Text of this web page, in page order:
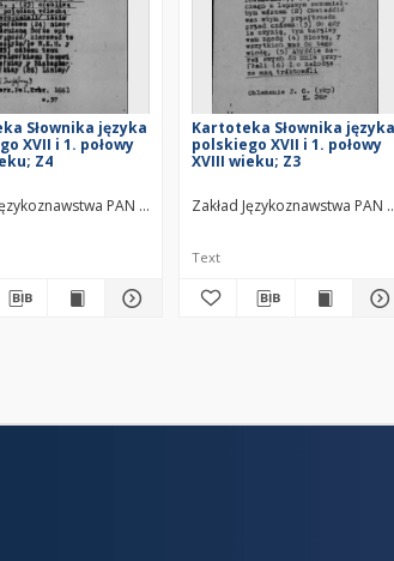
Słownika języka
XVII i 1. połowy
Z4
PAN w Warszawie
Kartoteka Słownika języka
polskiego XVII i 1. połowy
XVIII wieku; Z3
Zakład Językoznawstwa PAN
Text